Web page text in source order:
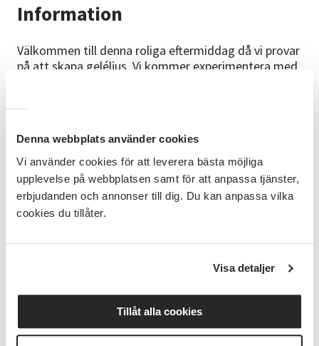
Denna webbplats använder cookies
Vi använder cookies för att leverera bästa möjliga
upplevelse på webbplatsen samt för att anpassa tjänster,
erbjudanden och annonser till dig. Du kan anpassa vilka
cookies du tillåter.
Visa detaljer
Tillåt alla cookies
Information
Välkommen till denna roliga eftermiddag då vi provar
på att skapa geléljus. Vi kommer experimentera med
Upplägg
Vi träffas i Vuxenskolans lokaler på Biogränd 1 i
Oskarshamn. Ledaren Jessica har med sig allt
material som behövs. Ta med dig eget fika om du
vill.
Förkunskaper
Material